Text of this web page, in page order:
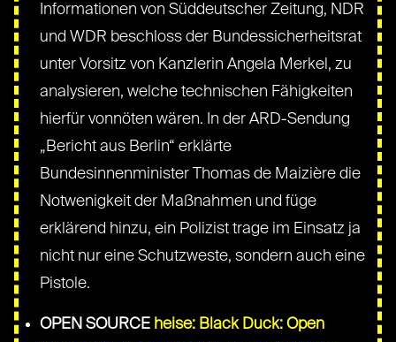
Informationen von Süddeutscher Zeitung, NDR
und WDR beschloss der Bundessicherheitsrat
unter Vorsitz von Kanzlerin Angela Merkel, zu
analysieren, welche technischen Fähigkeiten
hierfür vonnöten wären. In der ARD-Sendung
„Bericht aus Berlin“ erklärte
Bundesinnenminister Thomas de Maizière die
Notwenigkeit der Maßnahmen und füge
erklärend hinzu, ein Polizist trage im Einsatz ja
nicht nur eine Schutzweste, sondern auch eine
Pistole.
OPEN SOURCE heise: Black Duck: Open